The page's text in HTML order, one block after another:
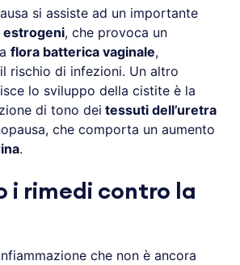
si assiste ad un importante
estrogeni, che provoca un
flora batterica vaginale,
rischio di infezioni. Un altro
lo sviluppo della cistite è la
di tono dei tessuti dell’uretra
che comporta un aumento
.
i rimedi contro la
che non è ancora